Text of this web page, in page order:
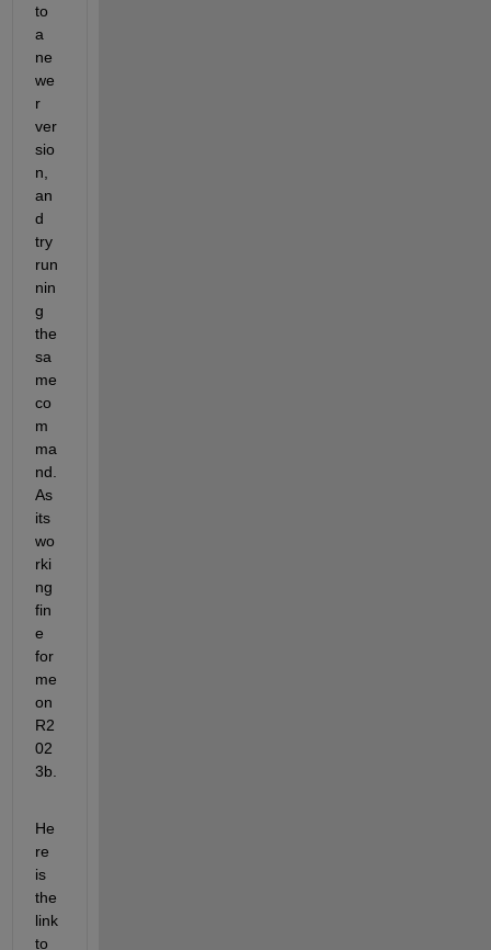
to
a
ne
we
r
ver
sio
n,
an
d
try
run
nin
g
the
sa
me
co
m
ma
nd.
As
its
wo
rki
ng
fin
e
for
me
on
R2
02
3b.
He
re
is
the
link
to